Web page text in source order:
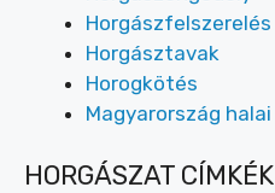
Horgászfelszerelés
Horgásztavak
Horogkötés
Magyarország halai
HORGÁSZAT CÍMKÉK